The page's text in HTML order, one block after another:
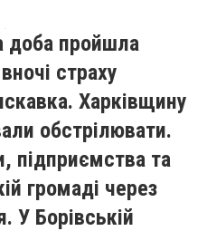
доба пройшла
страху
Харківщину
обстрілювати.
підприємства та
громаді через
У Борівській